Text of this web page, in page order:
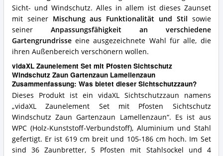
Sicht- und Windschutz. Alles in allem ist dieses Zaunset
mit seiner Mischung aus Funktionalität und Stil sowie
seiner Anpassungsfähigkeit an verschiedene
Gartengrundrisseeine ausgezeichnete Wahl für alle, die
ihren Außenbereich verschönern wollen.
vidaXL Zaunelement Set mit Pfosten Sichtschutz
Windschutz Zaun Gartenzaun Lamellenzaun
Zusammenfassung: Was bietet dieser Sichtschutzzaun?
Dieses Produkt ist ein vidaXL Sichtschutzzaun namens
„vidaXL Zaunelement Set mit Pfosten Sichtschutz
Windschutz Zaun Gartenzaun Lamellenzaun“. Es ist aus
WPC (Holz-Kunststoff-Verbundstoff), Aluminium und Stahl
gefertigt. Er ist 619 cm breit und 105-186 cm hoch. Im Set
sind 36 Zaunbretter, 5 Pfosten mit Stahlsockel und 4